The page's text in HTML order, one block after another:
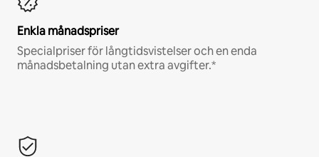
Enkla månadspriser
Specialpriser för långtidsvistelser och en enda
månadsbetalning utan extra avgifter.*